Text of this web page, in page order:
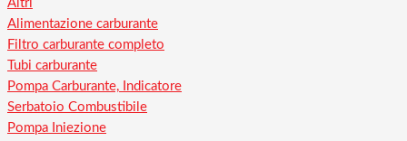
Altri
Alimentazione carburante
Filtro carburante completo
Tubi carburante
Pompa Carburante, Indicatore
Serbatoio Combustibile
Pompa Iniezione